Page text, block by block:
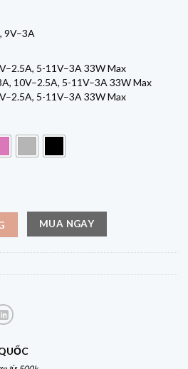
9V–3A
5-11V–3A 33W Max
10V–2.5A, 5-11V–3A 33W Max
5-11V–3A 33W Max
MUA NGAY